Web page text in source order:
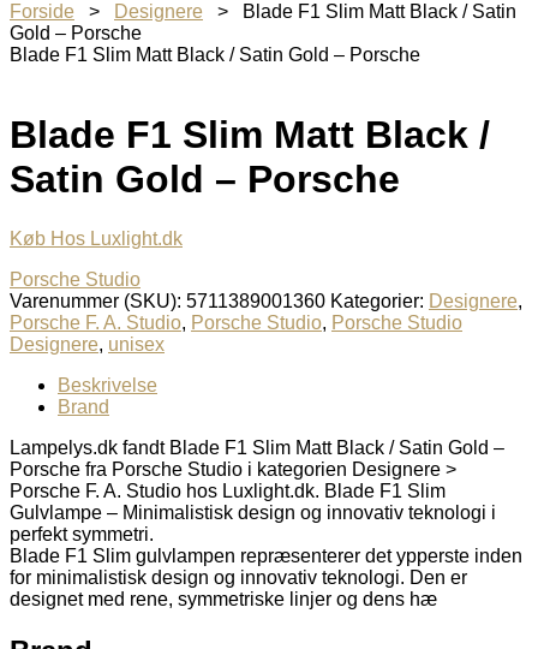
Forside > Designere > Blade F1 Slim Matt Black / Satin
Gold – Porsche
Blade F1 Slim Matt Black / Satin Gold – Porsche
Blade F1 Slim Matt Black /
Satin Gold – Porsche
Køb Hos Luxlight.dk
Porsche Studio
Varenummer (SKU): 5711389001360 Kategorier: Designere,
Porsche F. A. Studio, Porsche Studio, Porsche Studio
Designere, unisex
Beskrivelse
Brand
Lampelys.dk fandt Blade F1 Slim Matt Black / Satin Gold –
Porsche fra Porsche Studio i kategorien Designere >
Porsche F. A. Studio hos Luxlight.dk. Blade F1 Slim
Gulvlampe – Minimalistisk design og innovativ teknologi i
perfekt symmetri.
Blade F1 Slim gulvlampen repræsenterer det ypperste inden
for minimalistisk design og innovativ teknologi. Den er
designet med rene, symmetriske linjer og dens hæ